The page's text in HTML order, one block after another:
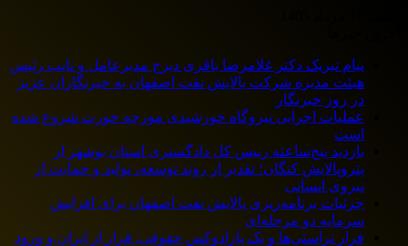
پیام تبریک دکتر غلامرضا باقری دیزج مدیرعامل و نایب رئیس
هیئت مدیره شرکت پالایش نفت اصفهان به خبرنگاران عزیز
در روز خبرنگار
عملیات اجرایی نیروگاه خورشیدی مورچه خورت شروع شده
است
بازدید پنج‌ساعته رییس کل دادگستری استان بوشهر از
پتروپالایش کنگان؛ تقدیر از روند توسعه، تولید و حمایت از
نیروی انسانی
جزئیات برنامه‌ریزی پالایش نفت اصفهان برای افزایش
سرمایه دو مرحله‌ای
فرار تراستی‌ها و یک پارادوکس حقوقی: فرار از ایران و ورود